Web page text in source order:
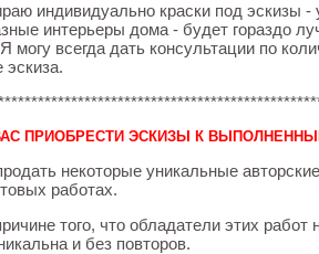
индивидуально краски под эскизы -
интерьеры дома - будет гораздо
могу всегда дать консультации по
эскиза.
ПРИОБРЕСТИ ЭСКИЗЫ К
некоторые уникальные
работах.
того, что обладатели этих работ
и без повторов.